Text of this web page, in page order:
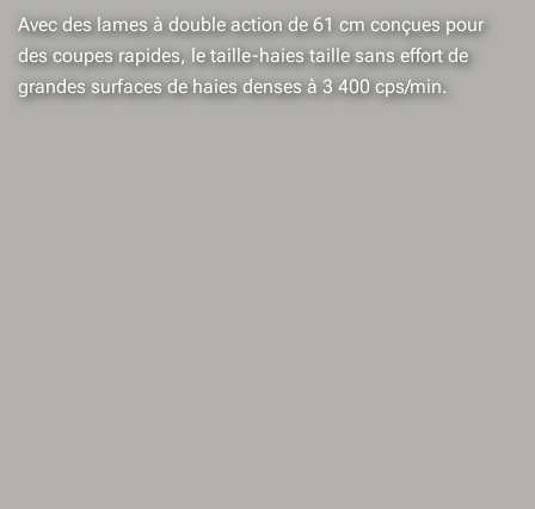
Avec des lames à double action de 61 cm conçues pour
des coupes rapides, le taille-haies taille sans effort de
grandes surfaces de haies denses à 3 400 cps/min.